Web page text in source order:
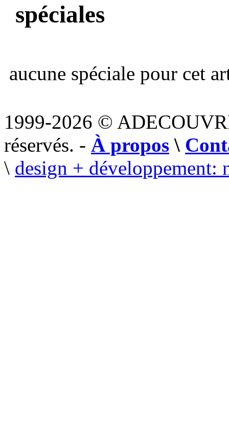
spéciales
aucune spéciale pour cet
1999-2026 ©
réservés. - À propos \
\ design + développement: